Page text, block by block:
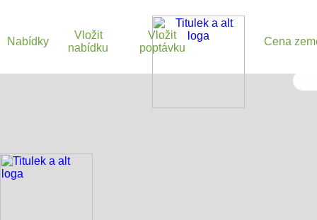
Nabídky
Vložit
nabídku
Vložit
poptávku
Cena